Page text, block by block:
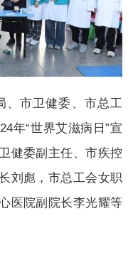
市卫健委、市总工
年“世界艾滋病日”宣
健委副主任、市疾控
刘彪，市总工会女职
医院副院长李光耀等